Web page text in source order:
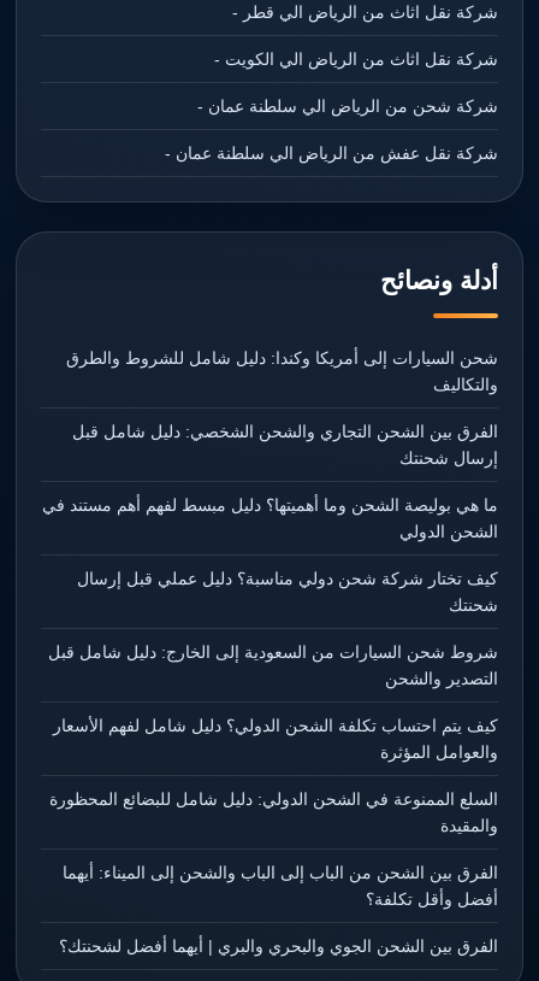
شركة نقل اثاث من الرياض الي قطر -
شركة نقل اثاث من الرياض الي الكويت -
شركة شحن من الرياض الي سلطنة عمان -
شركة نقل عفش من الرياض الي سلطنة عمان -
أدلة ونصائح
شحن السيارات إلى أمريكا وكندا: دليل شامل للشروط والطرق
والتكاليف
الفرق بين الشحن التجاري والشحن الشخصي: دليل شامل قبل
إرسال شحنتك
ما هي بوليصة الشحن وما أهميتها؟ دليل مبسط لفهم أهم مستند في
الشحن الدولي
كيف تختار شركة شحن دولي مناسبة؟ دليل عملي قبل إرسال
شحنتك
شروط شحن السيارات من السعودية إلى الخارج: دليل شامل قبل
التصدير والشحن
كيف يتم احتساب تكلفة الشحن الدولي؟ دليل شامل لفهم الأسعار
والعوامل المؤثرة
السلع الممنوعة في الشحن الدولي: دليل شامل للبضائع المحظورة
والمقيدة
الفرق بين الشحن من الباب إلى الباب والشحن إلى الميناء: أيهما
أفضل وأقل تكلفة؟
الفرق بين الشحن الجوي والبحري والبري | أيهما أفضل لشحنتك؟